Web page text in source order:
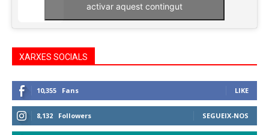
activar aquest contingut
XARXES SOCIALS
10,355 Fans LIKE
8,132 Followers SEGUEIX-NOS